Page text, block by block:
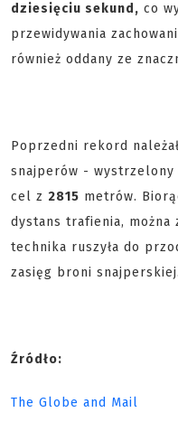
dziesięciu sekund, co
przewidywania
również oddany ze
Poprzedni rekord
snajperów - wystrzelony
cel z 2815 metrów.
dystans trafienia,
technika ruszyła do
zasięg broni
Źródło:
The Globe and Mail